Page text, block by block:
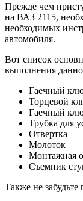
Прежде чем
на ВАЗ 2115,
необходимых
автомобиля.
Вот список
выполнения
Гаечный
Торцевой
Гаечный
Трубка для
Отвертка
Молоток
Монтажная
Съемник
Также не забудьте